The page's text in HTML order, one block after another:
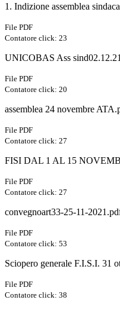
1. Indizione assemblea
File PDF
Contatore click: 23
UNICOBAS Ass
File PDF
Contatore click: 20
assemblea 24 novembre
File PDF
Contatore click: 27
FISI DAL 1 AL 15
File PDF
Contatore click: 27
convegnoart33-25-11-
File PDF
Contatore click: 53
Sciopero generale F.I.S.I. 31
File PDF
Contatore click: 38